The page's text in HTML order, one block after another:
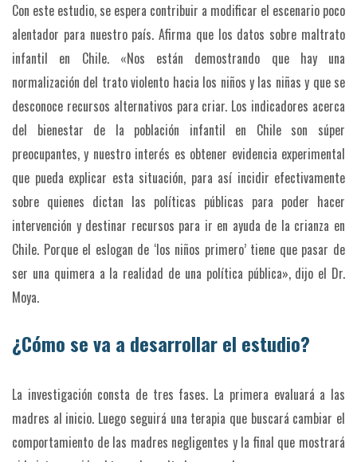
Con este estudio, se espera contribuir a modificar el escenario poco
alentador para nuestro país. Afirma que los datos sobre maltrato
infantil en Chile. «Nos están demostrando que hay una
normalización del trato violento hacia los niños y las niñas y que se
desconoce recursos alternativos para criar. Los indicadores acerca
del bienestar de la población infantil en Chile son súper
preocupantes, y nuestro interés es obtener evidencia experimental
que pueda explicar esta situación, para así incidir efectivamente
sobre quienes dictan las políticas públicas para poder hacer
intervención y destinar recursos para ir en ayuda de la crianza en
Chile. Porque el eslogan de ‘los niños primero’ tiene que pasar de
ser una quimera a la realidad de una política pública», dijo el Dr.
Moya.
¿Cómo se va a desarrollar el estudio?
La investigación consta de tres fases. La primera evaluará a las
madres al inicio. Luego seguirá una terapia que buscará cambiar el
comportamiento de las madres negligentes y la final que mostrará